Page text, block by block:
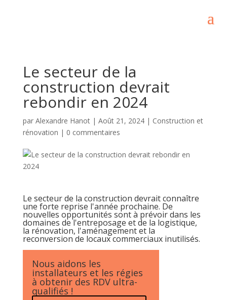
Le secteur de la
construction devrait
rebondir en 2024
par Alexandre Hanot| Août 21, 2024| Construction et
rénovation | 0 commentaires
Le secteur de la construction devrait connaître
une forte reprise l'année prochaine. De
nouvelles opportunités sont à prévoir dans les
domaines de l'entreposage et de la logistique,
la rénovation, l'aménagement et la
reconversion de locaux commerciaux inutilisés.
Nous aidons les
installateurs et les régies
à obtenir des RDV ultra-
qualifiés !